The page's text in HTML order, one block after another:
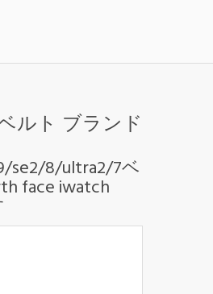
ルト ブランド
se2/8/ultra2/7ベ
face iwatch